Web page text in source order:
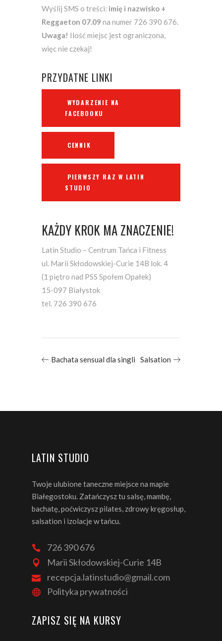
Wyślij SMS o treści: imię i nazwisko +
Reggaeton 07.09 na numer 726 390 676.
Uwaga! Ilość miejsc jest ograniczona,
więc nie czekaj!
PRZYDATNE LINKI
WYDARZENIE NA
FACEBOOKU
CENNIK
PIERWSZY RAZ W LATIN
STUDIO
KAŻDY KROK MA ZNACZENIE!
Latin Studio – Centrum Tańca i Fitness
ul. Marii Skłodowskiej-Curie 14B lok. 4
(1 piętro nad PSS Społem Opałek)
15-097 Białystok
tel. 726 390 676
Bachata sensual dla singli Salsation
LATIN STUDIO
Twoje ulubione taneczne miejsce na mapie
Białegostoku. Zatańczysz tu salsę, mambę,
bachatę, poćwiczysz pilates, zdrowy kręgosłup,
salsation i izolacje w tańcu.
726 390 676
Marii Skłodowskiej-Curie 14B
recepcja.latinstudio@gmail.com
Polityka prywatności
ZAPISZ SIĘ NA KURSY